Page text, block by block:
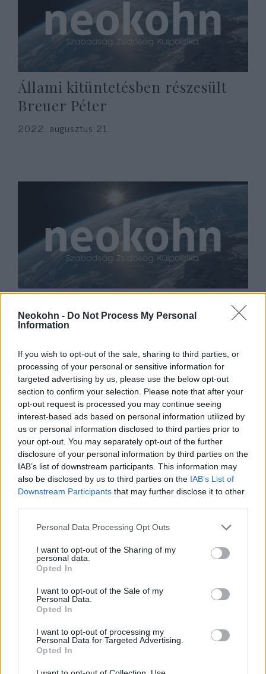
Neokohn - Do Not Process My Personal
Information
If you wish to opt-out of the sale, sharing to third parties, or
processing of your personal or sensitive information for
targeted advertising by us, please use the below opt-out
section to confirm your selection. Please note that after your
opt-out request is processed you may continue seeing
interest-based ads based on personal information utilized by
us or personal information disclosed to third parties prior to
your opt-out. You may separately opt-out of the further
disclosure of your personal information by third parties on the
IAB’s list of downstream participants. This information may
also be disclosed by us to third parties on the IAB’s List of
Downstream Participants that may further disclose it to other
Please note that this website/app uses one or more Google
not limited to your visit or usage behaviour. You may click to
grant or deny consent to Google and its third-party tags to
use your data for below specified purposes in below Google
consent section.
Personal Data Processing Opt Outs
I want to opt-out of the Sharing of my
personal data.
Opted In
I want to opt-out of the Sale of my
Personal Data.
Opted In
I want to opt-out of processing my
Personal Data for Targeted Advertising.
Opted In
Állami kitüntetésben részesült
Breuer Péter
2022. augusztus 21.
közéletből a zsidó tévé vezetője
Nyílt levelet küldött Breuer Péter
a VII. Kerületi polgármesternek
2021. február 25.